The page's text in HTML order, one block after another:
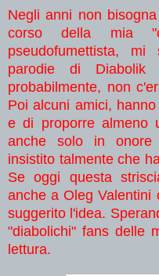
Negli anni non
corso della mia
pseudofumettista,
parodie di
probabilmente, non
Poi alcuni amici,
e di proporre almeno
anche solo in onore
insistito talmente che
Se oggi questa
anche a Oleg Valentini
suggerito l'idea.
"diabolichi" fans delle
lettura.